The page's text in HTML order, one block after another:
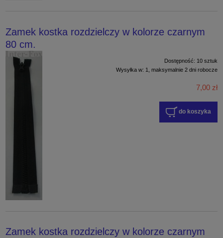
Zamek kostka rozdzielczy w kolorze czarnym
80 cm.
Dostępność: 10 sztuk
Wysyłka w: 1, maksymalnie 2 dni robocze
7,00 zł
do koszyka
Zamek kostka rozdzielczy w kolorze czarnym